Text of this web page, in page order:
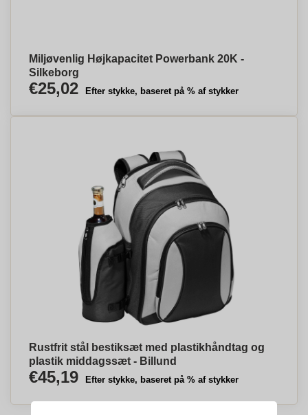
Miljøvenlig Højkapacitet Powerbank 20K -
Silkeborg
€25,02 Efter stykke, baseret på % af stykker
Rustfrit stål bestiksæt med plastikhåndtag og
plastik middagssæt - Billund
€45,19 Efter stykke, baseret på % af stykker